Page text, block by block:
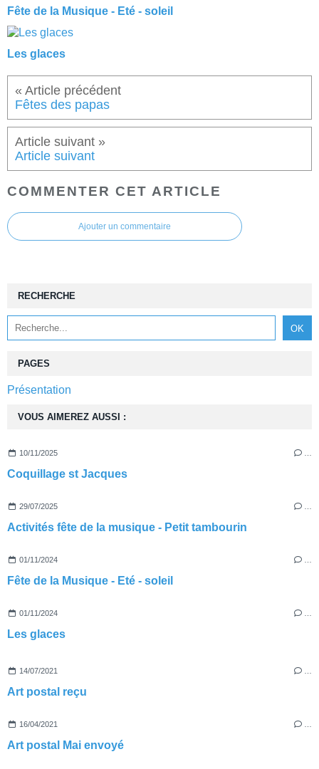
Fête de la Musique - Eté - soleil
Les glaces
Fêtes des papas
Article suivant
COMMENTER CET ARTICLE
Ajouter un commentaire
RECHERCHE
VOUS AIMEREZ AUSSI :
10/11/2025
Coquillage st Jacques
29/07/2025
Activités fête de la musique - Petit tambourin
01/11/2024
Fête de la Musique - Eté - soleil
01/11/2024
Les glaces
14/07/2021
Art postal reçu
16/04/2021
Art postal Mai envoyé
PAGES
Présentation